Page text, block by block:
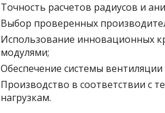
Точность расчетов радиусов и
Выбор проверенных
Использование инновационных
модулями;
Обеспечение системы
Производство в соответствии с
нагрузкам.